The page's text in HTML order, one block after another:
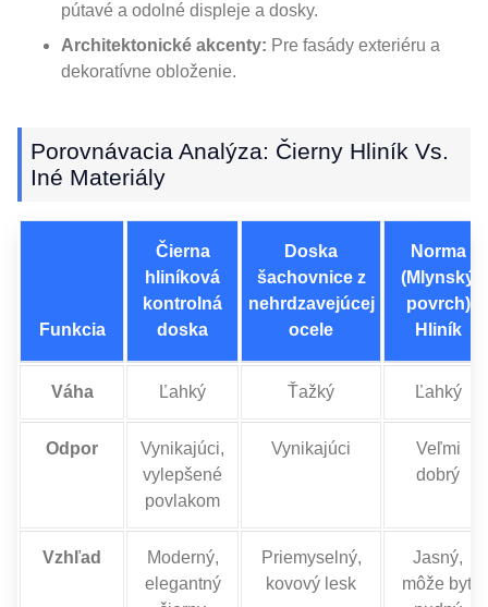
pútavé a odolné displeje a dosky.
Architektonické akcenty: Pre fasády exteriéru a
dekoratívne obloženie.
Porovnávacia Analýza: Čierny Hliník Vs.
Iné Materiály
Funkcia
Čierna
hliníková
kontrolná
doska
Doska
šachovnice z
nehrdzavejúcej
ocele
Norma
(Mlynský
povrch)
Hliník
Váha Ľahký Ťažký Ľahký
Odpor
Vynikajúci,
vylepšené
povlakom
Vynikajúci
Veľmi
dobrý
Vzhľad
Moderný,
elegantný
Priemyselný,
kovový lesk
Jasný,
môže byť